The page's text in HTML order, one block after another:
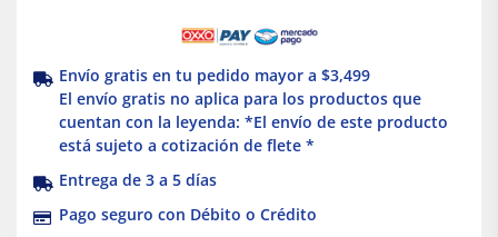
Envío gratis en tu pedido mayor a $3,499
El envío gratis no aplica para los productos que
cuentan con la leyenda: *El envío de este producto
está sujeto a cotización de flete *
Entrega de 3 a 5 días
Pago seguro con Débito o Crédito